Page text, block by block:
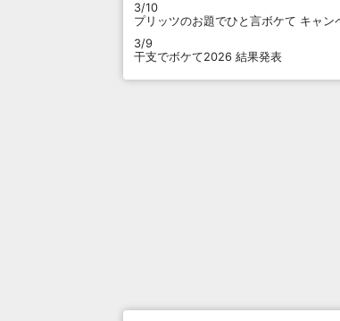
3/10
プリッツのお題でひと言ボケて キャン
3/9
干支でボケて2026 結果発表